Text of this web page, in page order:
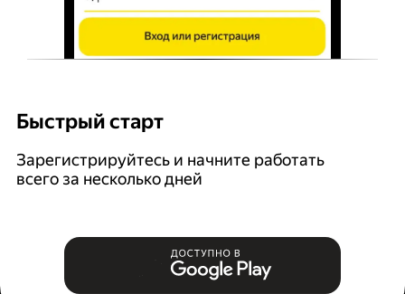
Быстрый старт
Зарегистрируйтесь и начните работать
всего за несколько дней